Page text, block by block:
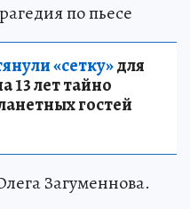
по пьесе
«сетку»для
13 лет тайно
гостей
Загуменнова.